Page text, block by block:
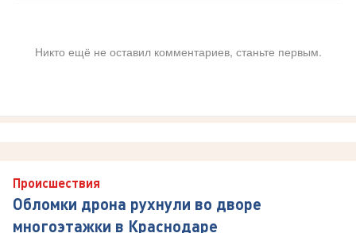
Никто ещё не оставил комментариев, станьте первым.
Происшествия
Обломки дрона рухнули во дворе
многоэтажки в Краснодаре